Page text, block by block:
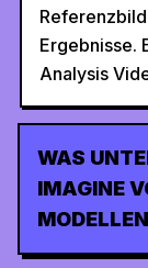
Ergebnisse.
Analysis
WAS
IMAGINE